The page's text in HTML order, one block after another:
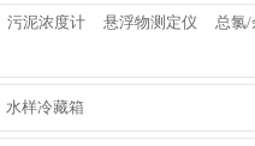
污泥浓度计 悬浮物测定仪 总氯/
水样冷藏箱